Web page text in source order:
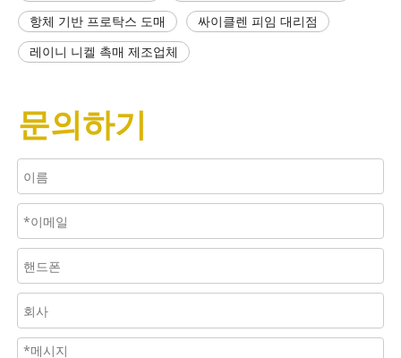
항체 기반 프로탁스 도매
싸이클렌 피임 대리점
레이니 니켈 촉매 제조업체
문의하기